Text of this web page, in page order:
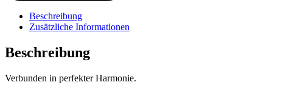
Beschreibung
Zusätzliche Informationen
Beschreibung
Verbunden in perfekter Harmonie.